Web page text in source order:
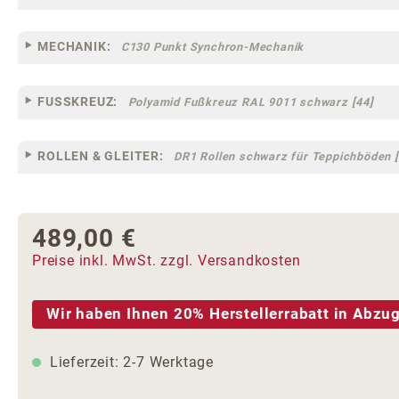
MECHANIK: C130 Punkt Synchron-Mechanik
FUSSKREUZ: Polyamid Fußkreuz RAL 9011 schwarz [44]
ROLLEN & GLEITER: DR1 Rollen schwarz für Teppichböden
Regulärer Preis:
489,00 €
Preise inkl. MwSt. zzgl. Versandkosten
Wir haben Ihnen 20% Herstellerrabatt in
Lieferzeit: 2-7 Werktage